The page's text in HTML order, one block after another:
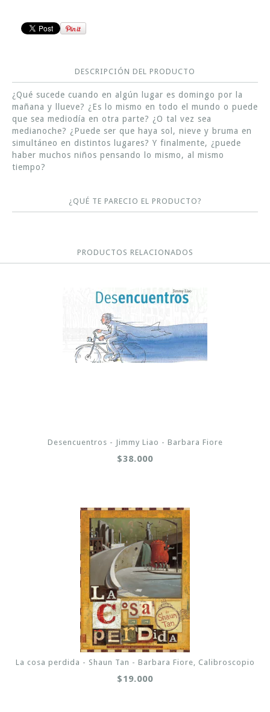
DESCRIPCIÓN DEL PRODUCTO
¿Qué sucede cuando en algún lugar es domingo por la
mañana y llueve? ¿Es lo mismo en todo el mundo o puede
que sea mediodía en otra parte? ¿O tal vez sea
medianoche? ¿Puede ser que haya sol, nieve y bruma en
simultáneo en distintos lugares? Y finalmente, ¿puede
haber muchos niños pensando lo mismo, al mismo
tiempo?
¿QUÉ TE PARECIO EL PRODUCTO?
PRODUCTOS RELACIONADOS
Desencuentros - Jimmy Liao - Barbara Fiore
$38.000
La cosa perdida - Shaun Tan - Barbara Fiore, Calibroscopio
$19.000